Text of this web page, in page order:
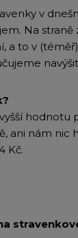
v
Na
a to v
ani nám nic
Kč.